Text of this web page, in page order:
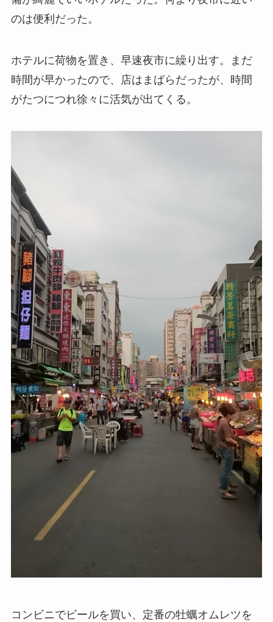
のは便利だった。
ホテルに荷物を置き、早速夜市に繰り出す。まだ
時間が早かったので、店はまばらだったが、時間
がたつにつれ徐々に活気が出てくる。
コンビニでビールを買い、定番の牡蠣オムレツを